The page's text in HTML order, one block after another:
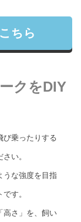
ちら
クをDIY
び乗ったりする
い。
うな強度を目指
す。
高さ」を、飼い